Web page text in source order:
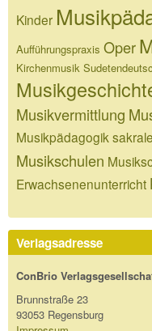
Kinder
Aufführungspraxis Oper
Kirchenmusik
Musikvermittlung
Musikpädagogik
Musikschulen
Erwachsenenunterricht
Verlagsadresse
ConBrio
Brunnstraße 23
93053 Regensburg